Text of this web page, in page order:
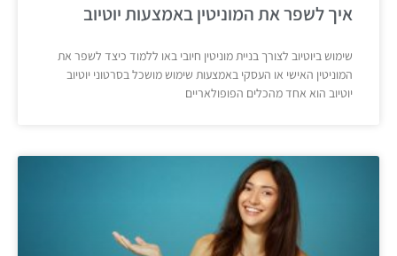
איך לשפר את המוניטין באמצעות יוטיוב
שימוש ביוטיוב לצורך בניית מוניטין חיובי באו ללמוד כיצד לשפר את
המוניטין האישי או העסקי באמצעות שימוש מושכל בסרטוני יוטיוב
יוטיוב הוא אחד מהכלים הפופולאריים